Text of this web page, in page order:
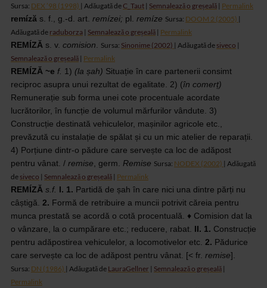
Sursa: DEX ’98 (1998) | Adăugată deC_Taut | Semnalează o greșeală | Permalink
remíză s. f., g.-d. art. remízei; pl. remíze Sursa: DOOM 2 (2005) |
Adăugată de raduborza | Semnalează o greșeală | Permalink
REMÍZĂ s. v. comision. Sursa: Sinonime (2002) | Adăugată desiveco |
Semnalează o greșeală | Permalink
REMÍZĂ ~e f. 1) (la șah) Situație în care partenerii consimt
reciproc asupra unui rezultat de egalitate. 2) (în comerț)
Remunerație sub forma unei cote procentuale acordate
lucrătorilor, în funcție de volumul mărfurilor vândute. 3)
Construcție destinată vehiculelor, mașinilor agricole etc.,
prevăzută cu instalație de spălat și cu un mic atelier de reparații.
4) Porțiune dintr-o pădure care servește ca loc de adăpost
pentru vânat. / remise, germ. Remise Sursa: NODEX (2002) | Adăugată
desiveco | Semnalează o greșeală | Permalink
REMÍZĂ s.f. I. 1. Partidă de șah în care nici una dintre părți nu
câștigă. 2. Formă de retribuire a muncii potrivit căreia pentru
munca prestată se acordă o cotă procentuală. ♦ Comision dat la
o vânzare, la o cumpărare etc.; reducere, rabat. II. 1. Construcție
pentru adăpostirea vehiculelor, a locomotivelor etc. 2. Pădurice
care servește ca loc de adăpost pentru vânat. [< fr. remise].
Sursa: DN (1986) | Adăugată de LauraGellner | Semnalează o greșeală |
Permalink